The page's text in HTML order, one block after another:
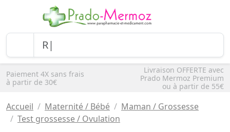
Paiement 4X sans frais
à partir de 30€
Livraison OFFERTE avec
Prado Mermoz Premium
ou à partir de 55€
Accueil Maternité / Bébé
Maman / Grossesse
Test grossesse / Ovulation